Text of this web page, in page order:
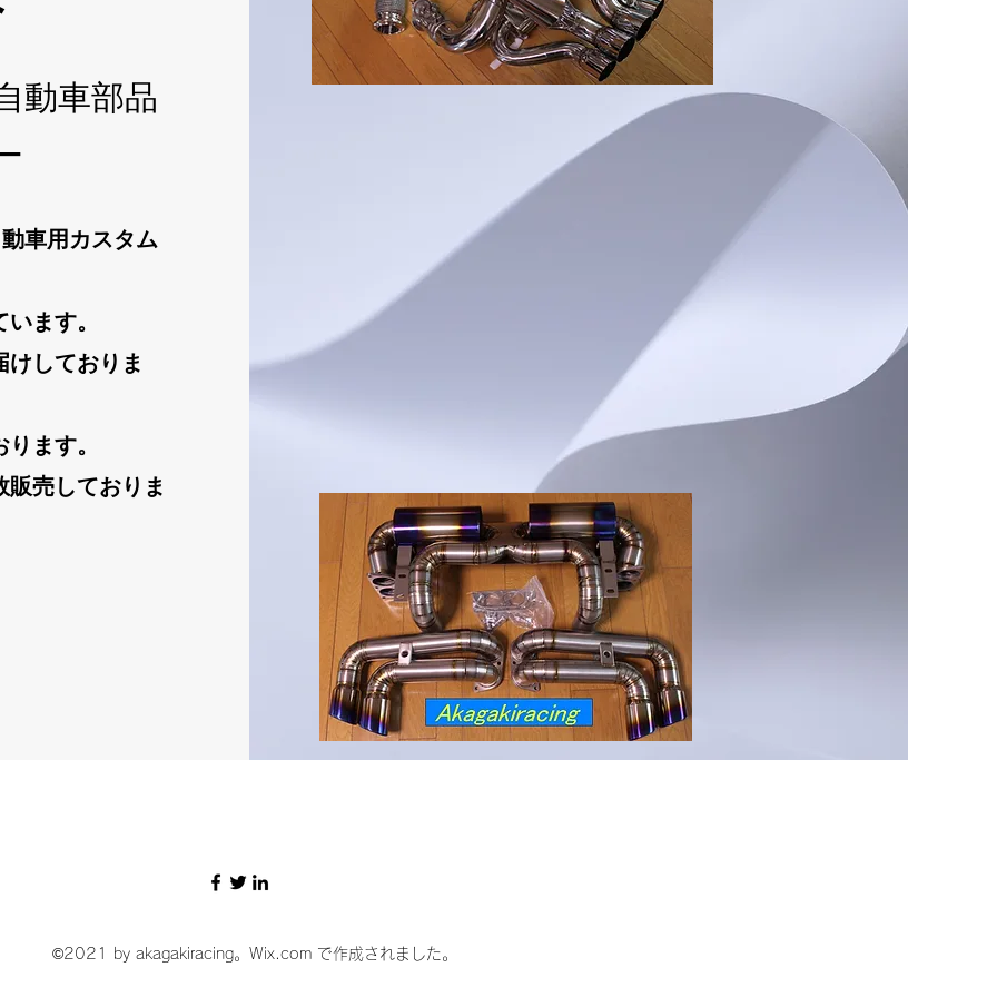
動車部品
車用カスタム
ます。
しておりま
ます。
売しておりま
©2021 by akagakiracing。Wix.com で作成されました。